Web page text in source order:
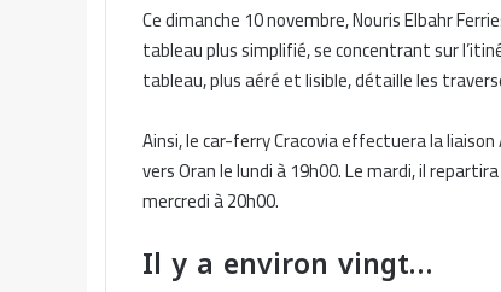
Ce dimanche 10 novembre, Nouris Elbahr
tableau plus simplifié, se concentrant sur
tableau, plus aéré et lisible, détaille les
Ainsi, le car-ferry Cracovia effectuera la
vers Oran le lundi à 19h00. Le mardi, il
mercredi à 20h00.
Il y a environ vingt…